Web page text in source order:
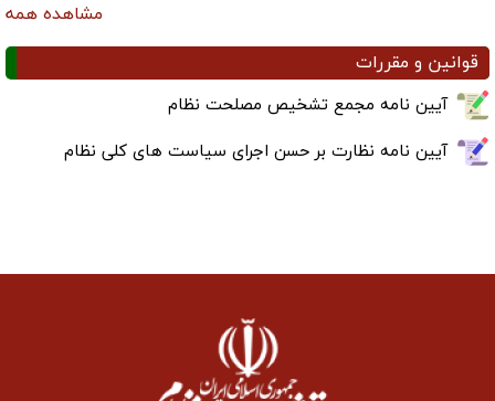
مشاهده همه
قوانین و مقررات
آیین نامه مجمع تشخیص مصلحت نظام
آیین نامه نظارت بر حسن اجرای سیاست های کلی نظام